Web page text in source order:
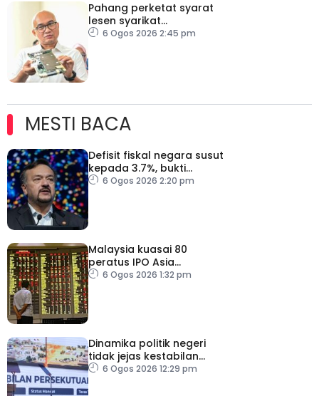
Pahang perketat syarat
lesen syarikat
telekomunikasi, bendung
6 Ogos 2026 2:45 pm
MESTI BACA
Defisit fiskal negara susut
kepada 3.7%, bukti
keyakinan pelabur masih
6 Ogos 2026 2:20 pm
Malaysia kuasai 80
peratus IPO Asia
Tenggara, kumpul AS$1.4
6 Ogos 2026 1:32 pm
Dinamika politik negeri
tidak jejas kestabilan
Kerajaan Perpaduan
6 Ogos 2026 12:29 pm